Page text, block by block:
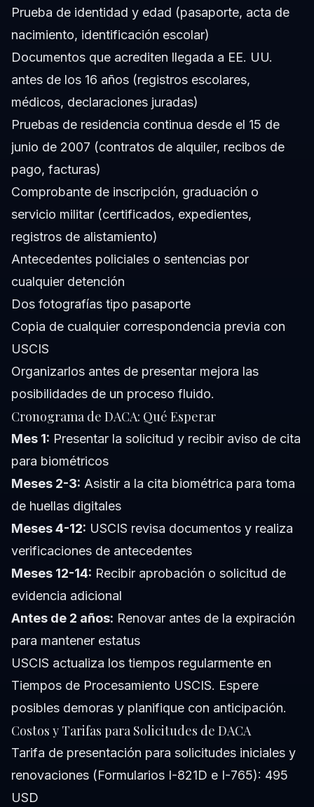
Prueba de identidad y edad (pasaporte, acta de
nacimiento, identificación escolar)
Documentos que acrediten llegada a EE. UU.
antes de los 16 años (registros escolares,
médicos, declaraciones juradas)
Pruebas de residencia continua desde el 15 de
junio de 2007 (contratos de alquiler, recibos de
pago, facturas)
Comprobante de inscripción, graduación o
servicio militar (certificados, expedientes,
registros de alistamiento)
Antecedentes policiales o sentencias por
cualquier detención
Dos fotografías tipo pasaporte
Copia de cualquier correspondencia previa con
USCIS
Organizarlos antes de presentar mejora las
posibilidades de un proceso fluido.
Cronograma de DACA: Qué Esperar
Mes 1: Presentar la solicitud y recibir aviso de cita
para biométricos
Meses 2-3: Asistir a la cita biométrica para toma
de huellas digitales
Meses 4-12: USCIS revisa documentos y realiza
verificaciones de antecedentes
Meses 12-14: Recibir aprobación o solicitud de
evidencia adicional
Antes de 2 años: Renovar antes de la expiración
para mantener estatus
USCIS actualiza los tiempos regularmente en
Tiempos de Procesamiento USCIS. Espere
posibles demoras y planifique con anticipación.
Costos y Tarifas para Solicitudes de DACA
Tarifa de presentación para solicitudes iniciales y
renovaciones (Formularios I-821D e I-765): 495
USD